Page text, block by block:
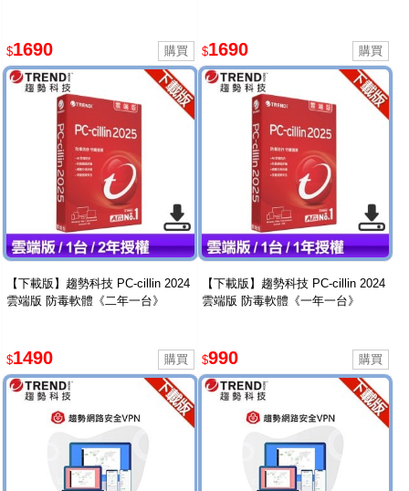
$1690 $1690
【下載版】趨勢科技 PC-cillin 2024
雲端版 防毒軟體《二年一台》
$1490
【下載版】趨勢科技 PC-cillin 2024
雲端版 防毒軟體《一年一台》
$990